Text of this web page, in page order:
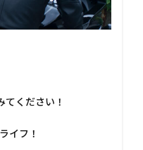
ください！
イフ！